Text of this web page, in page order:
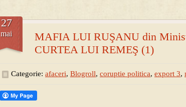
MAFIA LUI RUŞANU din
CURTEA LUI REMEŞ (1)
27
mai
Categorie: afaceri, Blogroll, coruptie politica, export 3,